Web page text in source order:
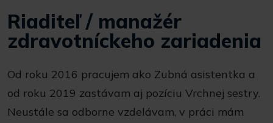
Riaditeľ / manažér
zdravotníckeho zariadenia
Od roku 2016 pracujem ako Zubná asistentka a
od roku 2019 zastávam aj pozíciu Vrchnej sestry.
Neustále sa odborne vzdelávam, v práci mám